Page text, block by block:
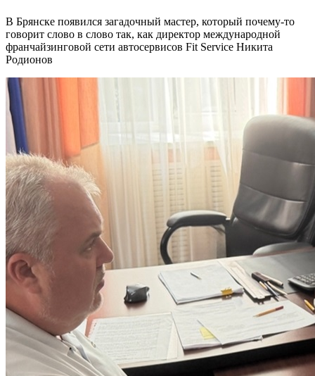
В Брянске появился загадочный мастер, который почему-то
говорит слово в слово так, как директор международной
франчайзинговой сети автосервисов Fit Service Никита
Родионов